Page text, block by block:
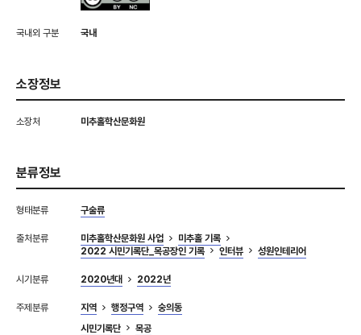
국내외 구분 국내
소장정보
소장처 미추홀학산문화원
분류정보
형태분류 구술류
출처분류 미추홀학산문화원 사업
미추홀 기록
2022 시민기록단_목공장인 기록
인터뷰 성원인테리어
시기분류 2020년대 2022년
주제분류 지역 행정구역
숭의동
시민기록단
목공